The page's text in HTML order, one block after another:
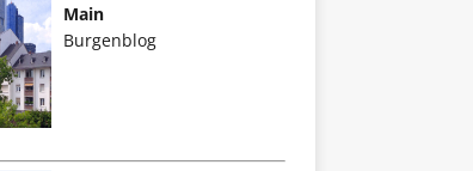
Main
Burgenblog